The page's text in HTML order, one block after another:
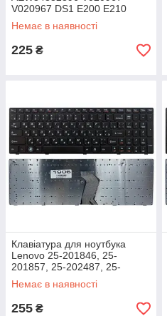
V020967 DS1 E200 E210
E300 E310 ED310
Немає в наявності
225 ₴
Клавіатура для ноутбука
Lenovo 25-201846, 25-
201857, 25-202487, 25-
206417, 25-206910, NSK-
BF3SC
Немає в наявності
255 ₴